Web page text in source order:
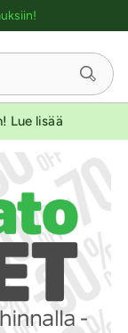
Lue lisää
-